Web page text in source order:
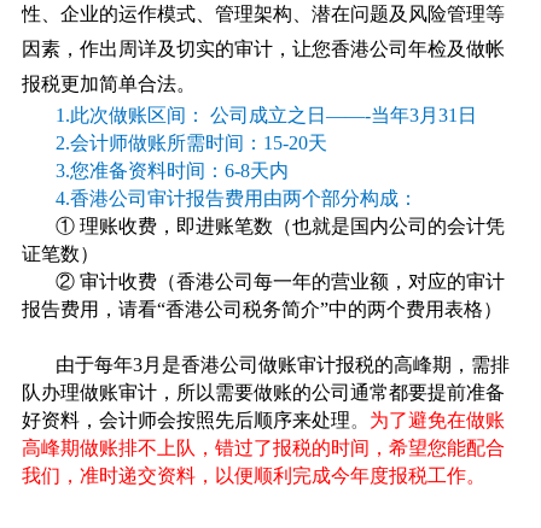
性、企业的运作模式、管理架构、潜在问题及风险管理等
因素，作出周详及切实的审计，让您香港公司年检及做帐
报税更加简单合法。
1.此次做账区间： 公司成立之日——-当年3月31日
2.会计师做账所需时间：15-20天
3.您准备资料时间：6-8天内
4.香港公司审计报告费用由两个部分构成：
① 理账收费，即进账笔数（也就是国内公司的会计凭
证笔数）
② 审计收费（香港公司每一年的营业额，对应的审计
报告费用，请看“香港公司税务简介”中的两个费用表格）
由于每年3月是香港公司做账审计报税的高峰期，需排
队办理做账审计，所以需要做账的公司通常都要提前准备
好资料，会计师会按照先后顺序来处理。 为了避免在做账
高峰期做账排不上队，错过了报税的时间，希望您能配合
我们，准时递交资料，以便顺利完成今年度报税工作。